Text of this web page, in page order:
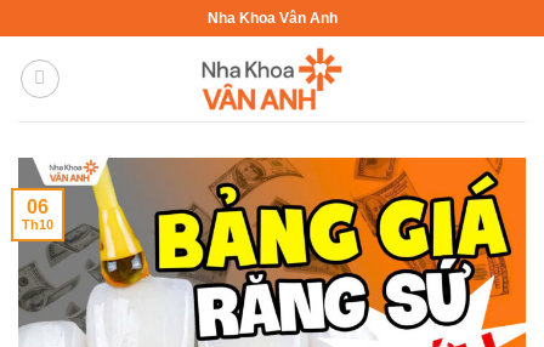
nội
Nha Khoa Vân Anh
06
Th10